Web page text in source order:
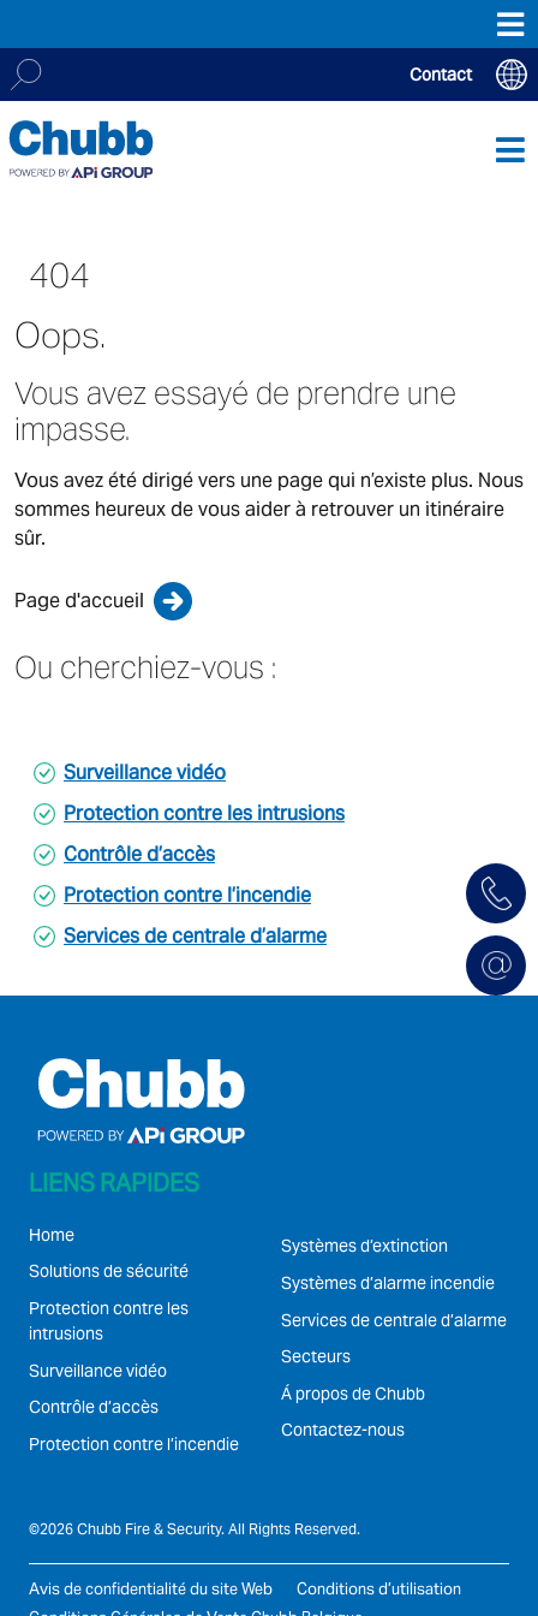
Search
for:
Contact
Chubb, fournisseur majeur en solutions et services de
sécurité incendie et sécurité électronique avec 12 000
collaborateurs, répartis dans plus de 200 agences et
d’experts 24/7.
Australia
China
Hong Kong SAR
India
Macau SAR
Singapore
Belgium
France
Germany
Ireland
Spain
Netherlands
United Kingdom
Switzerland
NORTH AMERICA
Canada
404
Oops.
Vous avez essayé de prendre une
impasse.
Vous avez été dirigé vers une page qui n’existe plus. Nous
sommes heureux de vous aider à retrouver un itinéraire
sûr.
Page d'accueil
Ou cherchiez-vous :
Surveillance vidéo
Protection contre les intrusions
Contrôle d’accès
Protection contre l’incendie
Services de centrale d’alarme
LIENS RAPIDES
Home
Solutions de sécurité
Protection contre les
intrusions
Surveillance vidéo
Contrôle d’accès
Protection contre l’incendie
Systèmes d’extinction
Systèmes d’alarme incendie
Services de centrale d’alarme
Secteurs
Á propos de Chubb
Contactez-nous
©2026 Chubb Fire & Security. All Rights Reserved.
Avis de confidentialité du site Web
Conditions d’utilisation